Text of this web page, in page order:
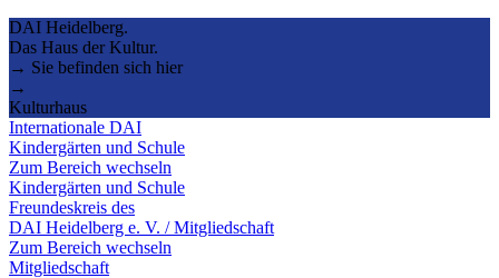
DAI Heidelberg.
Das Haus der Kultur.
→ Sie befinden sich hier
→
Kulturhaus
Internationale DAI
Kindergärten und Schule
Zum Bereich wechseln
Kindergärten und Schule
Freundeskreis des
DAI Heidelberg e. V. / Mitgliedschaft
Zum Bereich wechseln
Mitgliedschaft